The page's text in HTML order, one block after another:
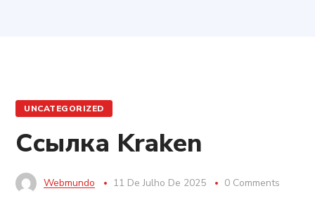
UNCATEGORIZED
Ссылка Kraken
Webmundo 11 De Julho De 2025 0 Comments